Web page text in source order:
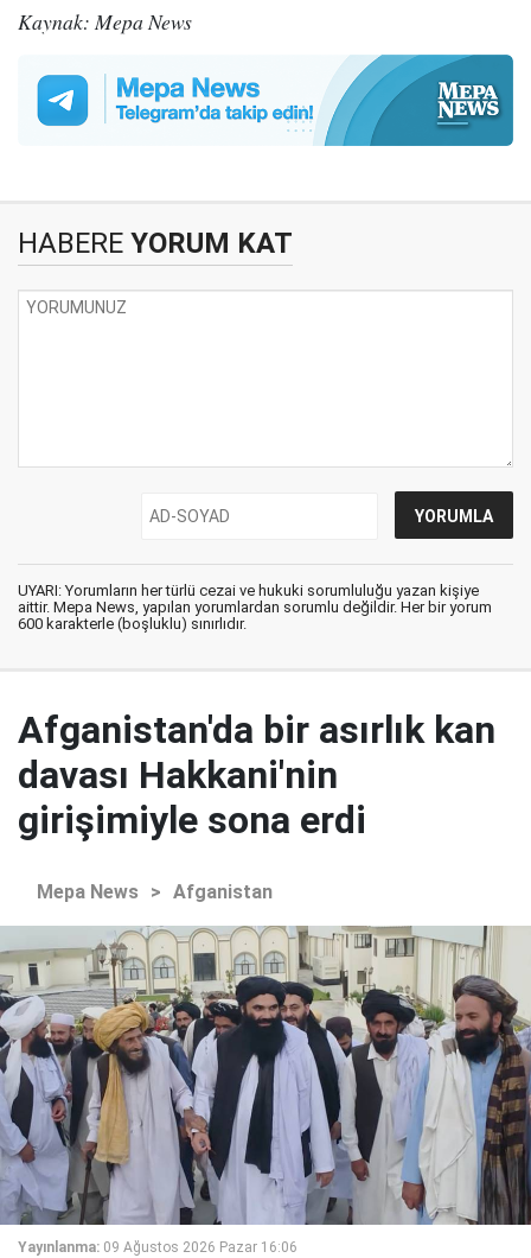
Kaynak: Mepa News
HABERE YORUM KAT
UYARI: Yorumların her türlü cezai ve hukuki sorumluluğu yazan kişiye
aittir. Mepa News, yapılan yorumlardan sorumlu değildir. Her bir yorum
600 karakterle (boşluklu) sınırlıdır.
Afganistan'da bir asırlık kan
davası Hakkani'nin
girişimiyle sona erdi
Mepa News > Afganistan
Yayınlanma: 09 Ağustos 2026 Pazar 16:06